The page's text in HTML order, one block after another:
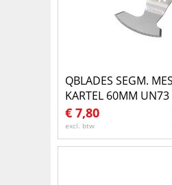
QBLADES SEGM.
KARTEL 60MM UN73
€ 7,80
excl. btw